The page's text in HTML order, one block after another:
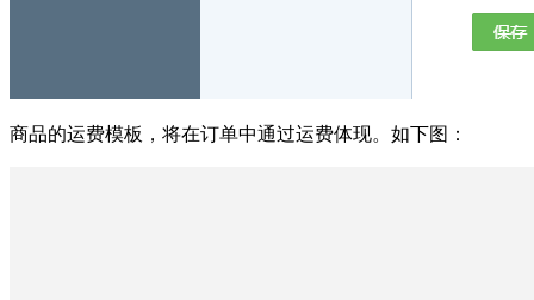
商品的运费模板，将在订单中通过运费体现。如下图：